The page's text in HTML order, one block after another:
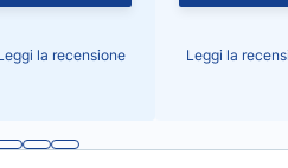
la recensione Leggi la